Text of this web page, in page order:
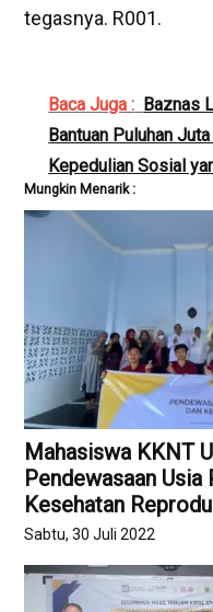
tegasnya. R001.
Baca Juga : Baznas
Bantuan Puluhan
Kepedulian Sosial
Mungkin Menarik :
Mahasiswa KKNT
Pendewasaan Usia
Kesehatan
Sabtu, 30 Juli 2022